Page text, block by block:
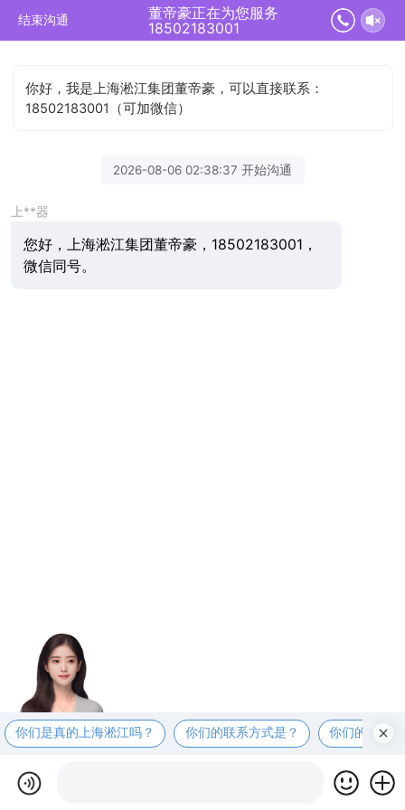
结束沟通
董帝豪正在为您服务
18502183001
你好，我是上海淞江集团董帝豪，可以直接联系：
18502183001（可加微信）
2026-08-06 02:38:37 开始沟通
上**器
您好，上海淞江集团董帝豪，18502183001，
微信同号。
你们是真的上海淞江吗？ 你们的联系方式是？ 你们的工厂